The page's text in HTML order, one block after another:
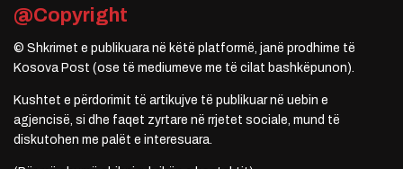
@Copyright
© Shkrimet e publikuara në këtë platformë, janë prodhime të
Kosova Post (ose të mediumeve me të cilat bashkëpunon).
Kushtet e përdorimit të artikujve të publikuar në uebin e
agjencisë, si dhe faqet zyrtare në rrjetet sociale, mund të
diskutohen me palët e interesuara.